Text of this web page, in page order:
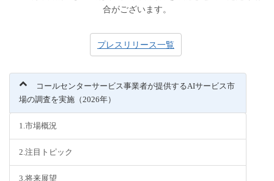
合がございます。
プレスリリース一覧
コールセンターサービス事業者が提供するAIサービス市
場の調査を実施（2026年）
1.市場概況
2.注目トピック
3.将来展望